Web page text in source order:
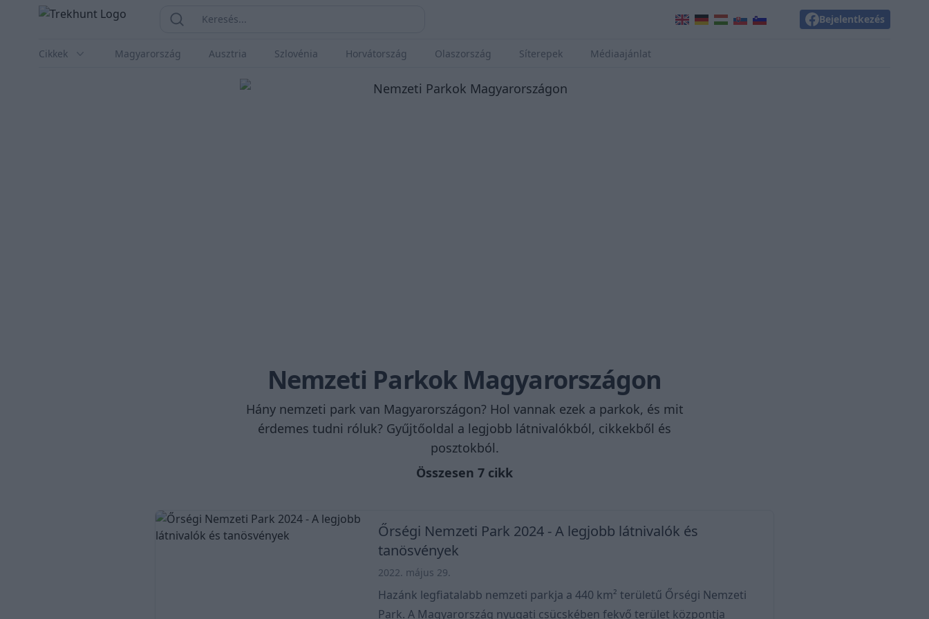
Trekhunt
Keresés Keresés... Bejelentkezés
Cikkek Magyarország Ausztria Szlovénia Horvátország Olaszország Síterepek Médiaajánlat
Nemzeti Parkok Magyarországon
Hány nemzeti park van Magyarországon? Hol vannak ezek a parkok, és mit
érdemes tudni róluk? Gyűjtőoldal a legjobb látnivalókból, cikkekből és
posztokból.
Összesen 7 cikk
Őrségi Nemzeti Park 2024 - A legjobb látnivalók és
tanösvények
2022. május 29.
Hazánk legfiatalabb nemzeti parkja a 440 km² területű Őrségi Nemzeti
Park. A Magyarország nyugati csücskében fekvő terület központja